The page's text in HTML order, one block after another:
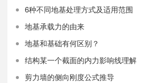
6种不同地基处理方式及适用范围
地基承载力的由来
地基和基础有何区别？
结构某一个截面的内力影响线理解
剪力墙的侧向刚度公式推导